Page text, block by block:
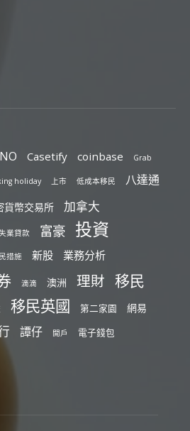
Casetify coinbase Grab
holiday 上市 低成本移民 八達通
貨幣交易所 加拿大
業貸款 富豪 投資
措施 新股 業務分析
滴滴 澳洲 理財 移民
移民英國 第二家園 網易
譚仔 開戶 電子錢包